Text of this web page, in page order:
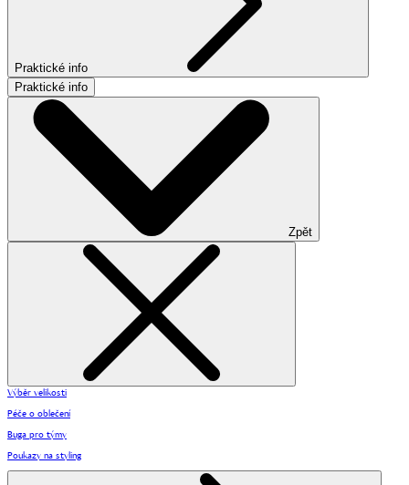
Praktické info
Praktické info
Zpět
Výběr velikosti
Péče o oblečení
Buga pro týmy
Poukazy na styling